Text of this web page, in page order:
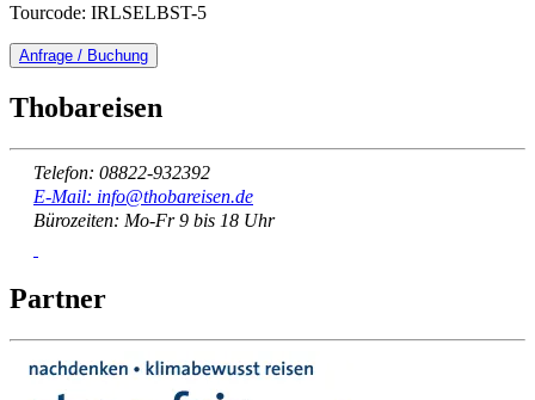
Tourcode: IRLSELBST-5
Anfrage / Buchung
Thobareisen
Telefon: 08822-932392
E-Mail: info@thobareisen.de
Bürozeiten: Mo-Fr 9 bis 18 Uhr
Partner